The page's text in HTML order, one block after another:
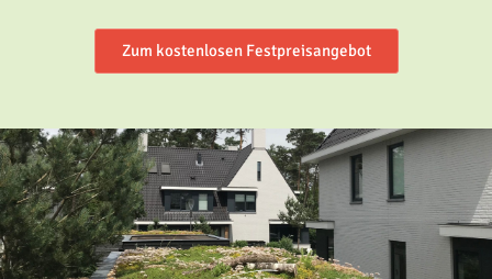
Zum kostenlosen Festpreisangebot